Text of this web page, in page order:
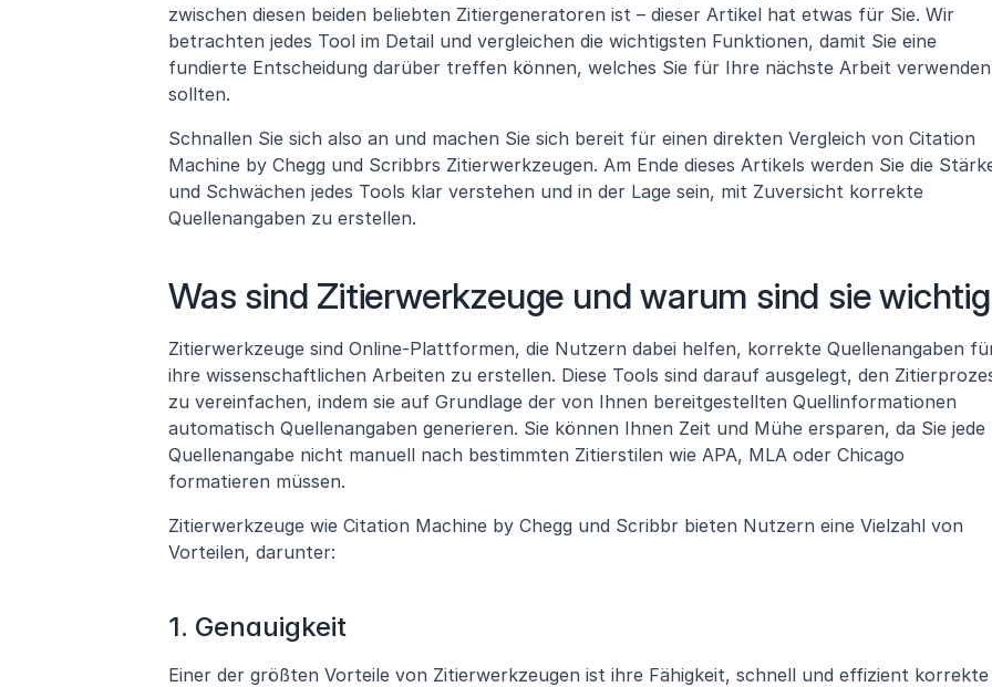
zwischen diesen beiden beliebten Zitiergeneratoren ist – dieser Artikel hat etwas für Sie. Wir
betrachten jedes Tool im Detail und vergleichen die wichtigsten Funktionen, damit Sie eine
fundierte Entscheidung darüber treffen können, welches Sie für Ihre nächste Arbeit verwenden
sollten.
Schnallen Sie sich also an und machen Sie sich bereit für einen direkten Vergleich von Citation
Machine by Chegg und Scribbrs Zitierwerkzeugen. Am Ende dieses Artikels werden Sie die
und Schwächen jedes Tools klar verstehen und in der Lage sein, mit Zuversicht korrekte
Quellenangaben zu erstellen.
Was sind Zitierwerkzeuge und warum sind sie
Zitierwerkzeuge sind Online-Plattformen, die Nutzern dabei helfen, korrekte Quellenangaben
ihre wissenschaftlichen Arbeiten zu erstellen. Diese Tools sind darauf ausgelegt, den
zu vereinfachen, indem sie auf Grundlage der von Ihnen bereitgestellten Quellinformationen
automatisch Quellenangaben generieren. Sie können Ihnen Zeit und Mühe ersparen, da Sie jede
Quellenangabe nicht manuell nach bestimmten Zitierstilen wie APA, MLA oder Chicago
formatieren müssen.
Zitierwerkzeuge wie Citation Machine by Chegg und Scribbr bieten Nutzern eine Vielzahl von
Vorteilen, darunter:
1. Genauigkeit
Einer der größten Vorteile von Zitierwerkzeugen ist ihre Fähigkeit, schnell und effizient korrekte